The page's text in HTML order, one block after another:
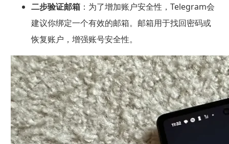
二步验证邮箱：为了增加账户安全性，Telegram会
建议你绑定一个有效的邮箱。邮箱用于找回密码或
恢复账户，增强账号安全性。